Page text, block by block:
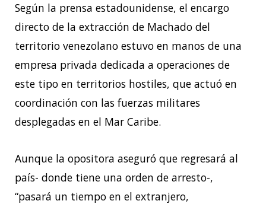
Según la prensa estadounidense, el encargo
directo de la extracción de Machado del
territorio venezolano estuvo en manos de una
empresa privada dedicada a operaciones de
este tipo en territorios hostiles, que actuó en
coordinación con las fuerzas militares
desplegadas en el Mar Caribe.
Aunque la opositora aseguró que regresará al
país- donde tiene una orden de arresto-,
“pasará un tiempo en el extranjero,